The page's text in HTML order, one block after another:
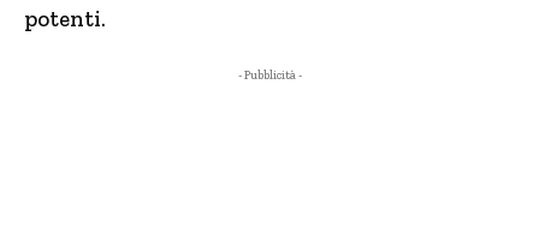
potenti.
- Pubblicità -